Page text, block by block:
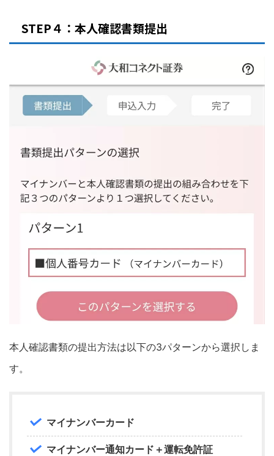
STEP４：本人確認書類提出
本人確認書類の提出方法は以下の3パターンから選択しま
す。
マイナンバーカード
マイナンバー通知カード＋運転免許証